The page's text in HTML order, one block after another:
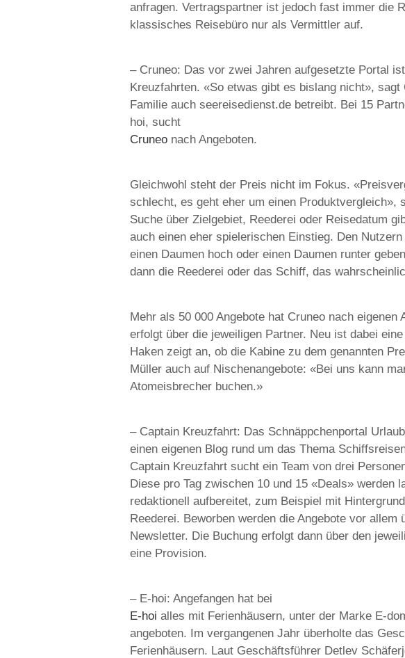
anfragen. Vertragspartner ist jedoch fast immer die
klassisches Reisebüro nur als Vermittler auf.
– Cruneo: Das vor zwei Jahren aufgesetzte Portal
Kreuzfahrten. «So etwas gibt es bislang nicht»,
Familie auch seereisedienst.de betreibt. Bei 15
hoi, sucht
Cruneo nach Angeboten.
Gleichwohl steht der Preis nicht im Fokus.
schlecht, es geht eher um einen Produktvergleich»,
Suche über Zielgebiet, Reederei oder Reisedatum
auch einen eher spielerischen Einstieg. Den
einen Daumen hoch oder einen Daumen runter
dann die Reederei oder das Schiff, das
Mehr als 50 000 Angebote hat Cruneo nach
erfolgt über die jeweiligen Partner. Neu ist dabei
Haken zeigt an, ob die Kabine zu dem genannten
Müller auch auf Nischenangebote: «Bei uns kann
Atomeisbrecher buchen.»
– Captain Kreuzfahrt: Das Schnäppchenportal
einen eigenen Blog rund um das Thema
Captain Kreuzfahrt sucht ein Team von drei
Diese pro Tag zwischen 10 und 15 «Deals» werden
redaktionell aufbereitet, zum Beispiel mit
Reederei. Beworben werden die Angebote vor allem
Newsletter. Die Buchung erfolgt dann über den
eine Provision.
– E-hoi: Angefangen hat bei
E-hoi alles mit Ferienhäusern, unter der Marke E-
angeboten. Im vergangenen Jahr überholte das
Ferienhäusern. Laut Geschäftsführer Detlev